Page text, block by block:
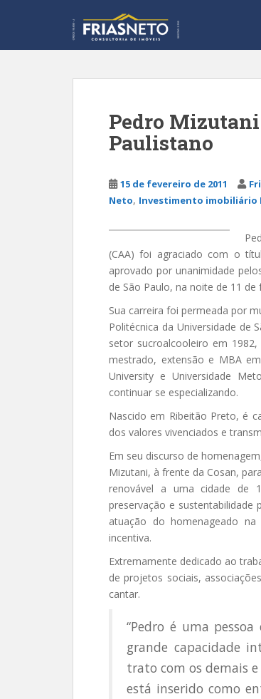
Pedro
Paulistano
15 de fevereiro de 2011
Neto, Investimento imobiliário
(CAA) foi agraciado com o
aprovado por unanimidade
de São Paulo, na noite de 11 de
Sua carreira foi permeada por
Politécnica da Universidade de
setor sucroalcooleiro em
mestrado, extensão e MBA
University e Universidade
continuar se especializando.
Nascido em Ribeitão Preto, é
dos valores vivenciados e
Em seu discurso de
Mizutani, à frente da Cosan,
renovável a uma cidade de
preservação e sustentabilidade
atuação do homenageado
incentiva.
Extremamente dedicado ao
de projetos sociais,
cantar.
“Pedro é uma
grande capacidade
trato com os demais
está inserido como